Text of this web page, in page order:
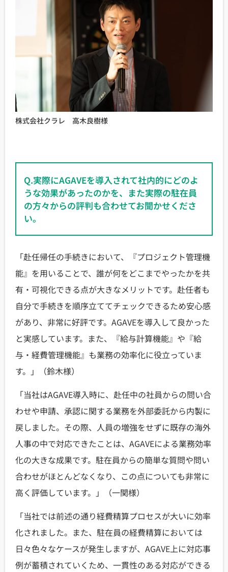
株式会社クラレ 高木良樹様
Q.実際にAGAVEを導入されて社内的にどのよ
うな効果があったのかを、また実際の駐在員
の方々からの評判も合わせてお聞かせくださ
い。
「赴任帰任の手続きにおいて、『プロジェクト管理機
能』を用いることで、誰が何をどこまでやったかを共
有・可視化できる点が大きなメリットです。赴任者も
自分で手続きを順序立ててチェックできるため安心感
があり、非常に好評です。AGAVEを導入して良かった
と実感しています。また、『給与計算機能』や『給
与・経費管理機能』も業務の効率化に役立っていま
す。」（鈴木様）
「当社はAGAVE導入時に、赴任中の社員からの問い合
わせや申請、承認に関する業務を外部委託から内製に
戻しました。その際、人員の増強をせずに既存の海外
人事の中で対応できたことは、AGAVEによる業務効率
化の大きな成果です。駐在員からの簡単な質問や問い
合わせがほとんどなくなり、この点についても非常に
高く評価しています。」（一関様）
「当社では前述の通り経費精算プロセスが大いに効率
化されました。また、駐在員の経費精算においては
日々色々なケースが発生しますが、AGAVE上に対応事
例が蓄積されていくため、一貫性のある対応ができる